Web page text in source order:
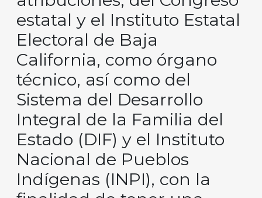
estatal y el Instituto Estatal
Electoral de Baja
California, como órgano
técnico, así como del
Sistema del Desarrollo
Integral de la Familia del
Estado (DIF) y el Instituto
Nacional de Pueblos
Indígenas (INPI), con la